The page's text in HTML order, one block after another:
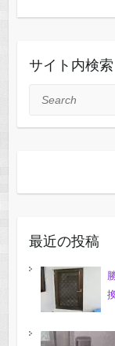
サイト内検索
Search
最近の投稿